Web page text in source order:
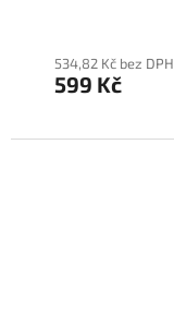
534,82 Kč bez DPH
599 Kč